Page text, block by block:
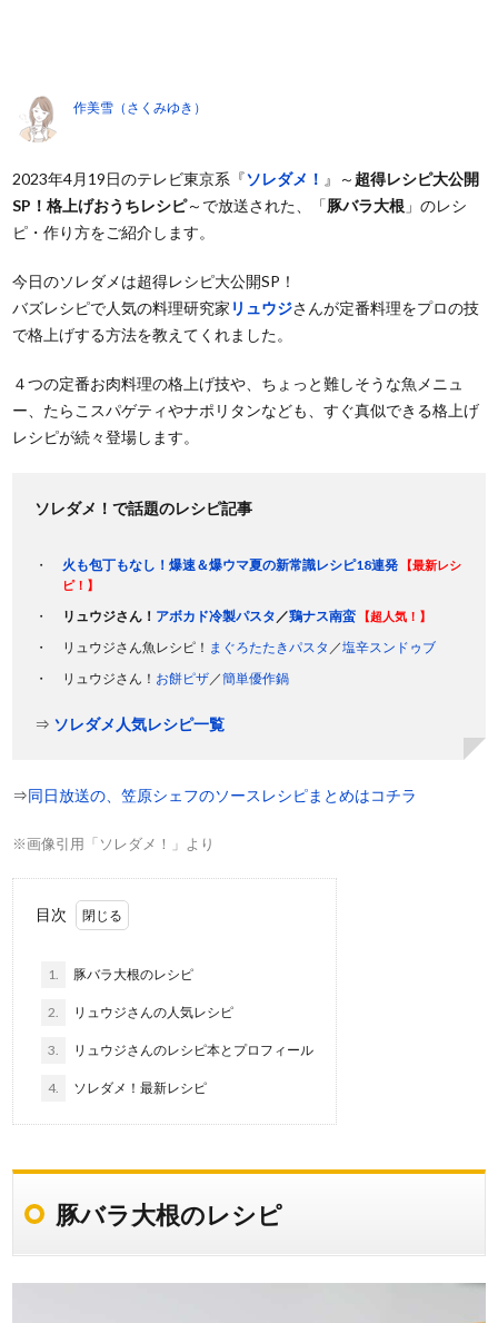
作美雪（さくみゆき）
2023年4月19日のテレビ東京系『ソレダメ！ 』～ 超得レシピ大公開
SP！格上げおうちレシピ～で放送された、「豚バラ大根 」のレシ
ピ・作り方をご紹介します。
今日のソレダメは超得レシピ大公開SP！
バズレシピで人気の料理研究家 リュウジさんが定番料理をプロの技
で格上げする方法を教えてくれました。
４つの定番お肉料理の格上げ技や、ちょっと難しそうな魚メニュ
ー、たらこスパゲティやナポリタンなども、すぐ真似できる格上げ
レシピが続々登場します。
ソレダメ！で話題のレシピ記事
火も包丁もなし！爆速＆爆ウマ夏の新常識レシピ18連発
【最新レシ
ピ！】
リュウジさん！ アボカド冷製パスタ ／鶏ナス南蛮 【超人気！】
リュウジさん魚レシピ！ まぐろたたきパスタ ／塩辛スンドゥブ
リュウジさん！ お餅ピザ／簡単優作鍋
⇒ ソレダメ人気レシピ一覧
⇒同日放送の、笠原シェフのソースレシピまとめはコチラ
※画像引用「ソレダメ！」より
目次
1. 豚バラ大根のレシピ
2. リュウジさんの人気レシピ
3. リュウジさんのレシピ本とプロフィール
4. ソレダメ！最新レシピ
豚バラ大根のレシピ